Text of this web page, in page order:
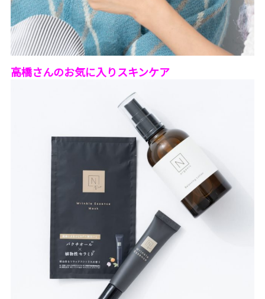
高橋さんのお気に入りスキンケア